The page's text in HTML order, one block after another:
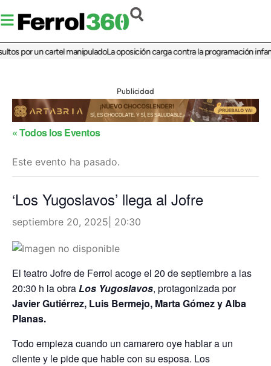
por un cartel manipuladoLa oposición carga contra la programación
Publicidad
« Todos los Eventos
Este evento ha pasado.
‘Los Yugoslavos’ llega al Jofre
septiembre 20, 2025| 20:30
El teatro Jofre de Ferrol acoge el 20 de septiembre a las
20:30 h la obraLos Yugoslavos, protagonizada por
Javier Gutiérrez, Luis Bermejo, Marta Gómez y Alba
Planas.
Todo empieza cuando un camarero oye hablar a un
cliente y le pide que hable con su esposa. Los